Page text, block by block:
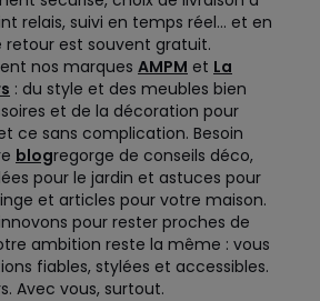
relais, suivi en temps réel… et en
retour est souvent gratuit.
nos marques AMPM et La
: du style et des meubles bien
et de la décoration pour
ce sans complication. Besoin
blogregorge de conseils déco,
pour le jardin et astuces pour
et articles pour votre maison.
pour rester proches de
ambition reste la même : vous
fiables, stylées et accessibles.
Avec vous, surtout.